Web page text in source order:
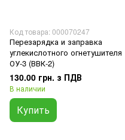
Код товара: 000070247
Перезарядка и заправка
углекислотного огнетушителя
ОУ-3 (ВВК-2)
130.00 грн. з ПДВ
В наличии
Купить